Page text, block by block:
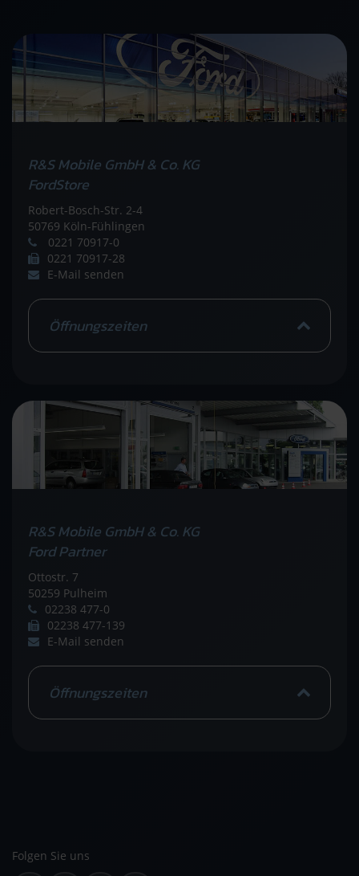
R&S Mobile GmbH & Co. KG
FordStore
Robert-Bosch-Str. 2-4
50769 Köln-Fühlingen
0221 70917-0
0221 70917-28
E-Mail senden
Öffnungszeiten
R&S Mobile GmbH & Co. KG
Ford Partner
Ottostr. 7
50259 Pulheim
02238 477-0
02238 477-139
E-Mail senden
Öffnungszeiten
Folgen Sie uns